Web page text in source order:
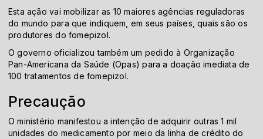
Esta ação vai mobilizar as 10 maiores agências reguladoras
do mundo para que indiquem, em seus países, quais são os
produtores do fomepizol.
O governo oficializou também um pedido à Organização
Pan-Americana da Saúde (Opas) para a doação imediata de
100 tratamentos de fomepizol.
Precaução
O ministério manifestou a intenção de adquirir outras 1 mil
unidades do medicamento por meio da linha de crédito do